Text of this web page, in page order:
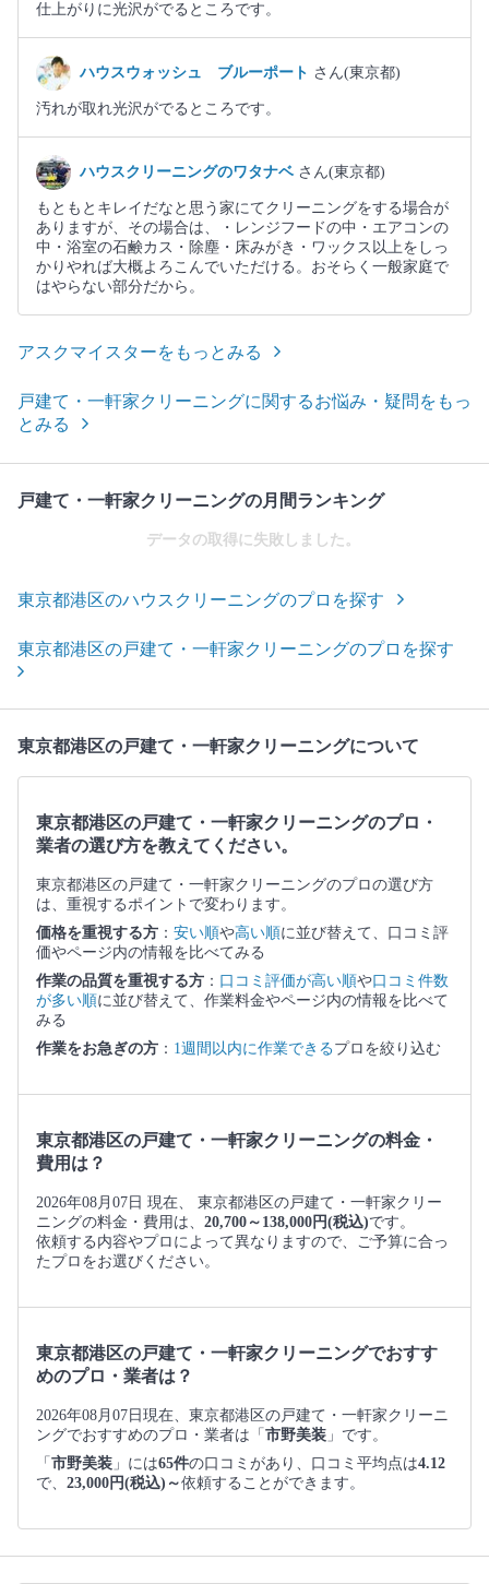
仕上がりに光沢がでるところです。
ハウスウォッシュ ブルーポート さん(東京都)
汚れが取れ光沢がでるところです。
ハウスクリーニングのワタナベ さん(東京都)
もともとキレイだなと思う家にてクリーニングをする場合が
ありますが、その場合は、・レンジフードの中・エアコンの
中・浴室の石鹸カス・除塵・床みがき・ワックス以上をしっ
かりやれば大概よろこんでいただける。おそらく一般家庭で
はやらない部分だから。
アスクマイスターをもっとみる
戸建て・一軒家クリーニングに関するお悩み・疑問をもっ
とみる
戸建て・一軒家クリーニングの月間ランキング
データの取得に失敗しました。
東京都港区のハウスクリーニングのプロを探す
東京都港区の戸建て・一軒家クリーニングのプロを探す
東京都港区の戸建て・一軒家クリーニングについて
東京都港区の戸建て・一軒家クリーニングのプロ・
業者の選び方を教えてください。
東京都港区の戸建て・一軒家クリーニングのプロの選び方
は、重視するポイントで変わります。
価格を重視する方 ： 安い順や高い順に並び替えて、口コミ評
価やページ内の情報を比べてみる
作業の品質を重視する方 ： 口コミ評価が高い順や口コミ件数
が多い順に並び替えて、作業料金やページ内の情報を比べて
みる
作業をお急ぎの方 ： 1週間以内に作業できるプロを絞り込む
東京都港区の戸建て・一軒家クリーニングの料金・
費用は？
2026年08月07日 現在、 東京都港区の戸建て・一軒家クリー
ニングの料金・費用は、 20,700～138,000円(税込)です。
依頼する内容やプロによって異なりますので、ご予算に合っ
たプロをお選びください。
東京都港区の戸建て・一軒家クリーニングでおすす
めのプロ・業者は？
2026年08月07日現在、東京都港区の戸建て・一軒家クリーニ
ングでおすすめのプロ・業者は「 市野美装 」です。
「 市野美装 」には65件の口コミがあり、口コミ平均点は4.12
で、 23,000円(税込)～依頼することができます。